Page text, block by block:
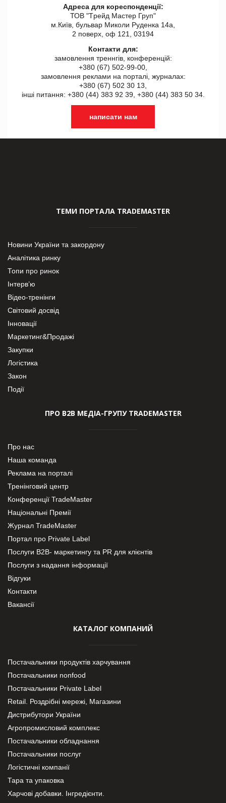
Адреса для кореспонденції:
ТОВ "Tрейд Мастер Груп"
м.Київ, бульвар Миколи Руденка 14а,
2 поверх, оф 121, 03194
Контакти для:
замовлення треннгів, конференцій:
+380 (67) 502-99-00,
замовлення реклами на порталі, журналах:
+380 (67) 502 30 13,
інші питання: +380 (44) 383 92 39, +380 (44) 383 50 34.
написати нам
ТЕМИ ПОРТАЛА TRADEMASTER
Новини України та закордону
Аналітика ринку
Топи про ринок
Інтерв’ю
Відео-тренінги
Світовий досвід
Інновації
Маркетинг&Продажі
Закупки
Логістика
Закон
Події
ПРО В2В МЕДІА-ГРУПУ TRADEMASTER
Про нас
Наша команда
Реклама на порталі
Тренінговий центр
Конференції TradeMaster
Національні Премії
Журнал TradeMaster
Портал про Private Label
Послуги В2В- маркетингу та PR для клієнтів
Послуги з надання інформації
Відгуки
Контакти
Вакансії
КАТАЛОГ КОМПАНИЙ
Постачальники продуктів харчування
Постачальники nonfood
Постачальники Private Label
Retail. Роздрібні мережі, Магазини
Дистрибутори України
Агропромисловий комплекс
Постачальники обладнання
Постачальники послуг
Логістичні компанії
Тара та упаковка
Харчові добавки. Інгредієнти.